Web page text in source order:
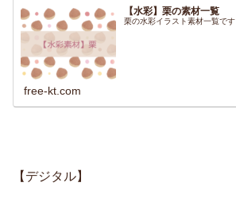
【水彩】栗の素材一覧
栗の水彩イラスト素材一覧です
free-kt.com
【デジタル】